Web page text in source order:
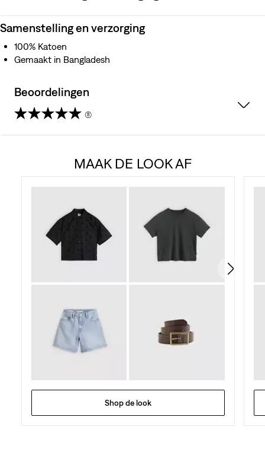
Samenstelling en verzorging
100% Katoen
Gemaakt in Bangladesh
Beoordelingen
(8)
MAAK DE LOOK AF
Shop de look